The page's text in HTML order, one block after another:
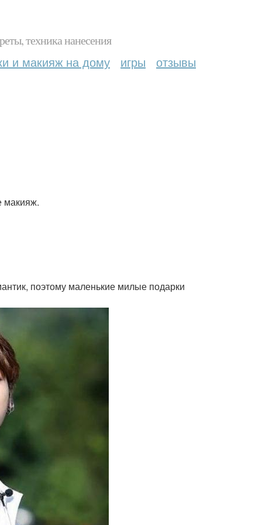
техника нанесения
и макияж на дому игры отзывы
макияж.
поэтому маленькие милые подарки